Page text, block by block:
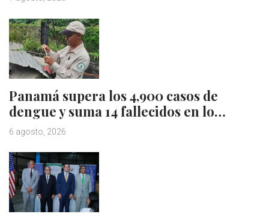
Panamá supera los 4,900 casos de
dengue y suma 14 fallecidos en lo…
6 agosto, 2026